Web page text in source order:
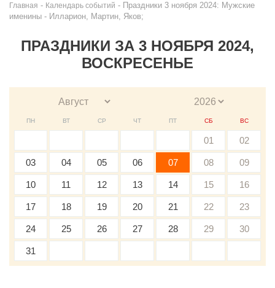
Главная - Календарь событий - Праздники 3 ноября 2024: Мужские
именины - Илларион, Мартин, Яков;
ПРАЗДНИКИ ЗА 3 НОЯБРЯ 2024,
ВОСКРЕСЕНЬЕ
ПН ВТ СР ЧТ ПТ СБ ВС
01 02
03 04 05 06 07 08 09
10 11 12 13 14 15 16
17 18 19 20 21 22 23
24 25 26 27 28 29 30
31